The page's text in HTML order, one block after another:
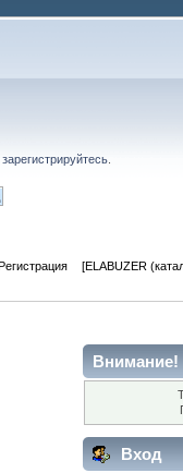
зарегистрируйтесь.
[ELABUZER
Внимание!
Вход